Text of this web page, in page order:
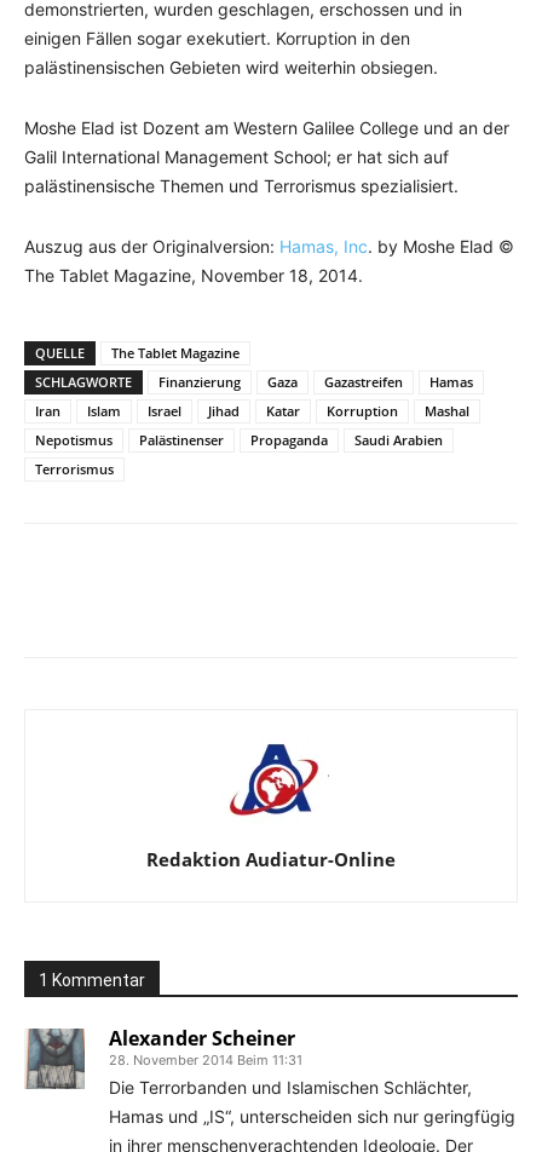
demonstrierten, wurden geschlagen, erschossen und in
einigen Fällen sogar exekutiert. Korruption in den
palästinensischen Gebieten wird weiterhin obsiegen.
Moshe Elad ist Dozent am Western Galilee College und an der
Galil International Management School; er hat sich auf
palästinensische Themen und Terrorismus spezialisiert.
Auszug aus der Originalversion: Hamas, Inc. by Moshe Elad ©
The Tablet Magazine, November 18, 2014.
QUELLE
The Tablet Magazine
SCHLAGWORTE
Finanzierung Gaza Gazastreifen
Hamas
Iran
Islam Israel Jihad Katar Korruption
Mashal
Nepotismus
Palästinenser Propaganda
Saudi Arabien
Terrorismus
Redaktion Audiatur-Online
1 Kommentar
Alexander Scheiner
28. November 2014 Beim 11:31
Die Terrorbanden und Islamischen Schlächter,
Hamas und „IS“, unterscheiden sich nur geringfügig
in ihrer menschenverachtenden Ideologie. Der